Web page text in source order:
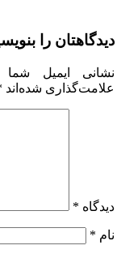
دیدگاهتان را
نشانی ایمیل
علامت‌گذاری شده‌اند
دیدگاه *
نام *